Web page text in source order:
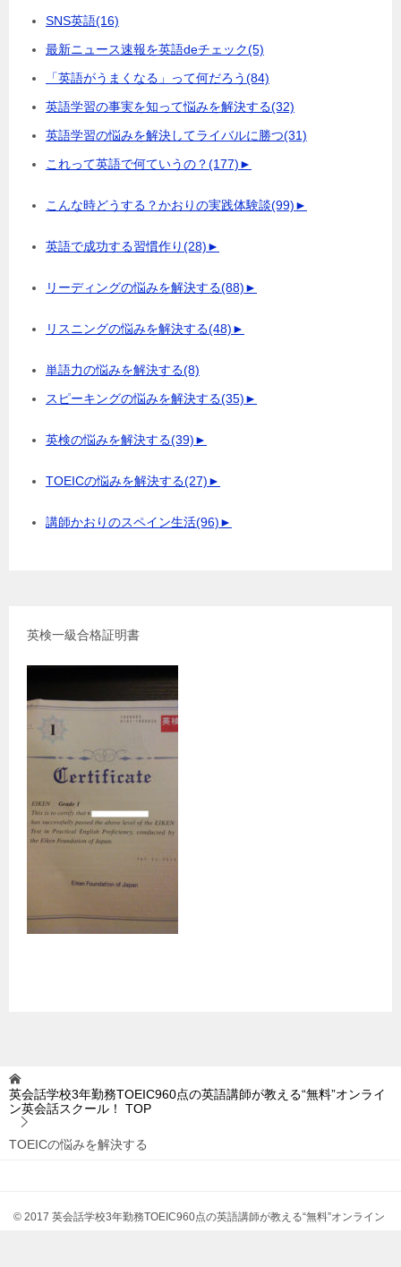
SNS英語(16)
最新ニュース速報を英語deチェック(5)
「英語がうまくなる」って何だろう(84)
英語学習の事実を知って悩みを解決する(32)
英語学習の悩みを解決してライバルに勝つ(31)
これって英語で何ていうの？(177)►
こんな時どうする？かおりの実践体験談(99)►
英語で成功する習慣作り(28)►
リーディングの悩みを解決する(88)►
リスニングの悩みを解決する(48)►
単語力の悩みを解決する(8)
スピーキングの悩みを解決する(35)►
英検の悩みを解決する(39)►
TOEICの悩みを解決する(27)►
講師かおりのスペイン生活(96)►
英検一級合格証明書
英会話学校3年勤務TOEIC960点の英語講師が教える“無料”オンライ
ン英会話スクール！
TOP
TOEICの悩みを解決する
© 2017 英会話学校3年勤務TOEIC960点の英語講師が教える“無料”オンライン